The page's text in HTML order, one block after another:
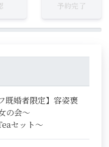
予約完了
既婚者限定】容姿褒
の会～
セット～